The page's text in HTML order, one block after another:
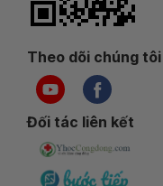
Theo dõi chúng tôi
Đối tác liên kết